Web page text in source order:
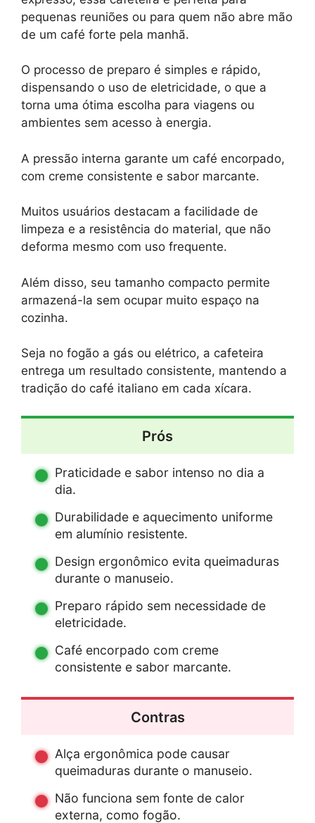
pequenas reuniões ou para quem não abre mão
de um café forte pela manhã.
O processo de preparo é simples e rápido,
dispensando o uso de eletricidade, o que a
torna uma ótima escolha para viagens ou
ambientes sem acesso à energia.
A pressão interna garante um café encorpado,
com creme consistente e sabor marcante.
Muitos usuários destacam a facilidade de
limpeza e a resistência do material, que não
deforma mesmo com uso frequente.
Além disso, seu tamanho compacto permite
armazená-la sem ocupar muito espaço na
cozinha.
Seja no fogão a gás ou elétrico, a cafeteira
entrega um resultado consistente, mantendo a
tradição do café italiano em cada xícara.
Prós
Praticidade e sabor intenso no dia a
dia.
Durabilidade e aquecimento uniforme
em alumínio resistente.
Design ergonômico evita queimaduras
durante o manuseio.
Preparo rápido sem necessidade de
eletricidade.
Café encorpado com creme
consistente e sabor marcante.
Contras
Alça ergonômica pode causar
queimaduras durante o manuseio.
Não funciona sem fonte de calor
externa, como fogão.